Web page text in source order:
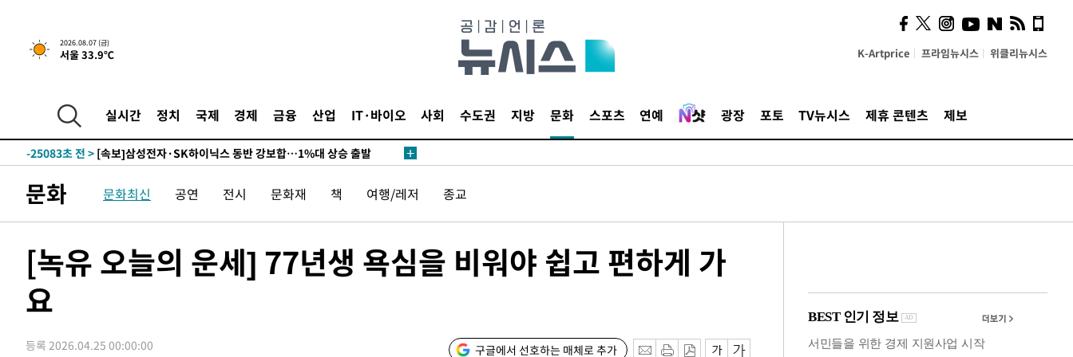
2026.08.07 (금)
서울 33.9℃ K-Artprice 프라임뉴시스 위클리뉴시스
실시간 정치 국제 경제 금융 산업 IT·바이오 사회 수도권 지방 문화 스포츠 연예 광장 포토 TV뉴시스 제휴 콘텐츠 제보
-27944초 전 >[속보]'300억원대 사기 혐의' 차가원 대표 구속 송치
-27138초 전 >"미 전국적 살모네라 식중독 원인은 멕시코산 할라피뇨"-- CDC
-25532초 전 >
[속보]합수본, '투표율 허위 입력' 중앙·서울·경기도 선관위 등 9곳
압수수색
-25287초 전 >
-25083초 전 > [속보]삼성전자·SK하이닉스 동반 강보합…1%대 상승 출발
-25037초 전 >
[속보]코스피, 6300선 재탈환…1.09% 오른 6365.07 개장
-22202초 전 >시리아 다마스쿠스 교외에서 미니버스 폭발.. 14명 부상, 3명은 중
-16464초 전 >
이란, 호르무즈서 "적국 목표물들"과 대치로 남부 케슘섬에서 두차
례 큰 폭발음
-15179초 전 >
발효
-13330초 전 >
-32248초 전 >[속보]'채상병 순직 책임' 임성근, 항소심도 징역 3년
문화 문화최신 공연 전시 문화재 책 여행/레저 종교
[녹유 오늘의 운세] 77년생 욕심을 비워야 쉽고 편하게 가
요
등록 2026.04.25 00:00:00 구글에서 선호하는 매체로 추가
시, 스마트폰 액세서리에
NFC 더했다